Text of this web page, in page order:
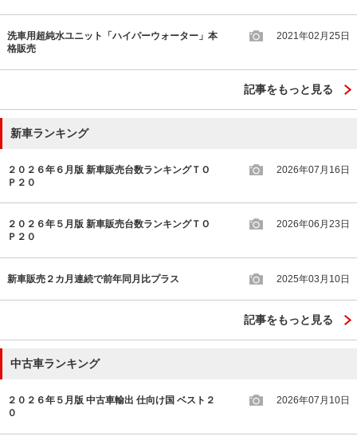
洗車用超純水ユニット「ハイパーウォーター」本
格販売
2021年02月25日
記事をもっと見る
新車ランキング
２０２６年６月版 新車販売台数ランキングＴＯ
Ｐ２０
2026年07月16日
２０２６年５月版 新車販売台数ランキングＴＯ
Ｐ２０
2026年06月23日
新車販売２カ月連続で前年同月比プラス 2025年03月10日
記事をもっと見る
中古車ランキング
２０２６年５月版 中古車輸出 仕向け国 ベスト２
０
2026年07月10日